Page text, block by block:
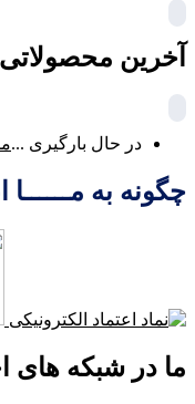
آخرین محصولاتی
در حال بارگیری ...
چگونه به مــــــا
ما در شبکه های